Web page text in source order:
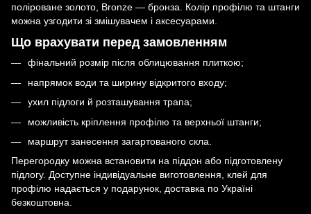
поліроване золото, Bronze — бронза. Колір профілю та штанги
можна узгодити зі змішувачем і аксесуарами.
Що врахувати перед замовленням
фінальний розмір після облицювання плиткою;
напрямок води та ширину відкритого входу;
ухил підлоги й розташування трапа;
можливість кріплення профілю та верхньої штанги;
маршрут занесення загартованого скла.
Перегородку можна встановити на піддон або підготовлену
підлогу. Доступне індивідуальне виготовлення, клей для
профілю надається у подарунок, доставка по Україні
безкоштовна.